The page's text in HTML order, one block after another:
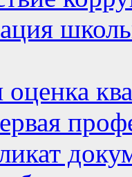
оценка